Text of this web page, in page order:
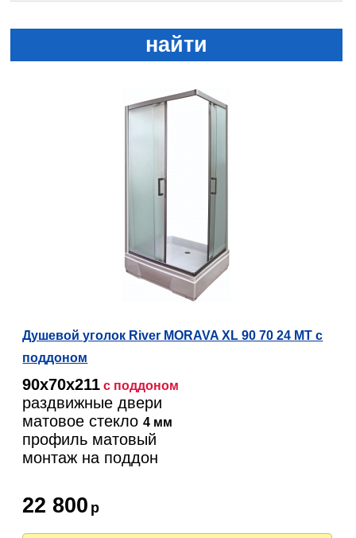
найти
Душевой уголок River MORAVA XL 90 70 24 МТ с
поддоном
90х70х211 с поддоном
раздвижные двери
матовое стекло4 мм
профиль матовый
монтаж на поддон
22 800 р